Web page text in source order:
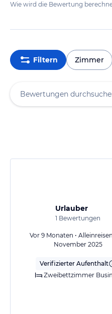
Wie wird die Bewertung
Filtern Zimmer
Urlauber
1 Bewertungen
Vor 9 Monaten •
November 2025
Verifizierter Aufenthalt
Zweibettzimmer